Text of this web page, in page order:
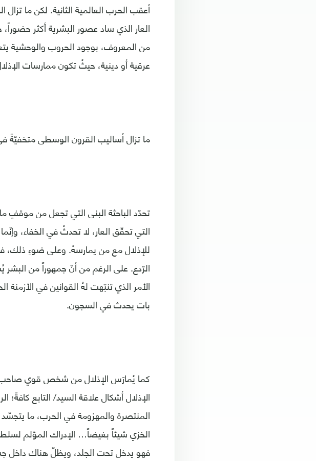
أعقب الحرب العالمية الثانية. لكن ما
العار الذي ساد عصور البشرية أكثر
من المعروف، بوجود الحروب والوحشية
عرقية أو دينية، حيثُ تكون ممارسات
ما تزال أساليب القرون الوسطى متخفيّةً
تحدّد الباحثة البنى التي تجعل من موقفٍ
التي تحقّق العار، لا تحدثُ في الخفاء،
للإذلال مع من يمارسهُ. وعلى ضوءِ ذلك،
الرّدع. على الرغم من أنّ جمهوراً من
الأمر الذي تنبّهت لهُ القوانين في
بات يحدث في السجون.
كما يُمارَس الإذلال من شخص قوي
الإذلال أشكال علاقة السيد/ التابع كافةً؛
المنتصرة والمهزومة في الحرب، ما
الخزي شيئاً بغيضاً… الإدراك المؤلم
فهو يدخل تحت الجلد، ويظلّ هناك